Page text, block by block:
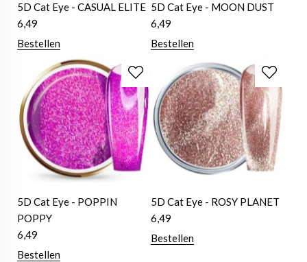
5D Cat Eye - CASUAL ELITE
6,49
Bestellen
5D Cat Eye - MOON DUST
6,49
Bestellen
5D Cat Eye - POPPIN
POPPY
6,49
Bestellen
5D Cat Eye - ROSY PLANET
6,49
Bestellen